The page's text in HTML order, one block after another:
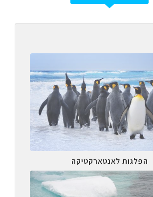
הפלגות לאנטארקטיקה